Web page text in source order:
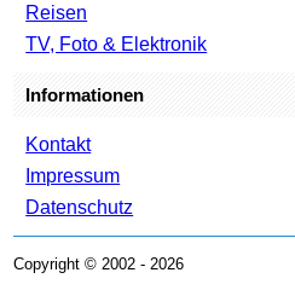
Reisen
TV, Foto & Elektronik
Informationen
Kontakt
Impressum
Datenschutz
Copyright © 2002 - 2026